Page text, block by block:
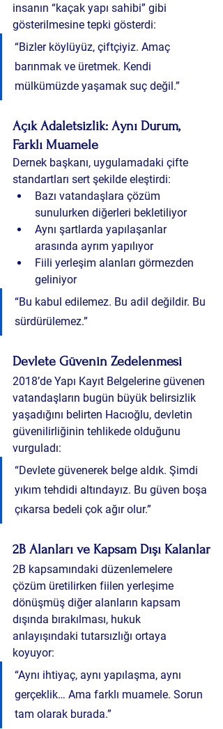
insanın “kaçak yapı sahibi” gibi
gösterilmesine tepki gösterdi:
“Bizler köylüyüz, çiftçiyiz. Amaç
barınmak ve üretmek. Kendi
mülkümüzde yaşamak suç değil.”
Açık Adaletsizlik: Aynı Durum,
Farklı Muamele
Dernek başkanı, uygulamadaki çifte
standartları sert şekilde eleştirdi:
Bazı vatandaşlara çözüm
sunulurken diğerleri bekletiliyor
Aynı şartlarda yapılaşanlar
arasında ayrım yapılıyor
Fiili yerleşim alanları görmezden
geliniyor
“Bu kabul edilemez. Bu adil değildir. Bu
sürdürülemez.”
Devlete Güvenin Zedelenmesi
2018’de Yapı Kayıt Belgelerine güvenen
vatandaşların bugün büyük belirsizlik
yaşadığını belirten Hacıoğlu, devletin
güvenilirliğinin tehlikede olduğunu
vurguladı:
“Devlete güvenerek belge aldık. Şimdi
yıkım tehdidi altındayız. Bu güven boşa
çıkarsa bedeli çok ağır olur.”
2B Alanları ve Kapsam Dışı Kalanlar
2B kapsamındaki düzenlemelere
çözüm üretilirken fiilen yerleşime
dönüşmüş diğer alanların kapsam
dışında bırakılması, hukuk
anlayışındaki tutarsızlığı ortaya
koyuyor:
“Aynı ihtiyaç, aynı yapılaşma, aynı
gerçeklik… Ama farklı muamele. Sorun
tam olarak burada.”